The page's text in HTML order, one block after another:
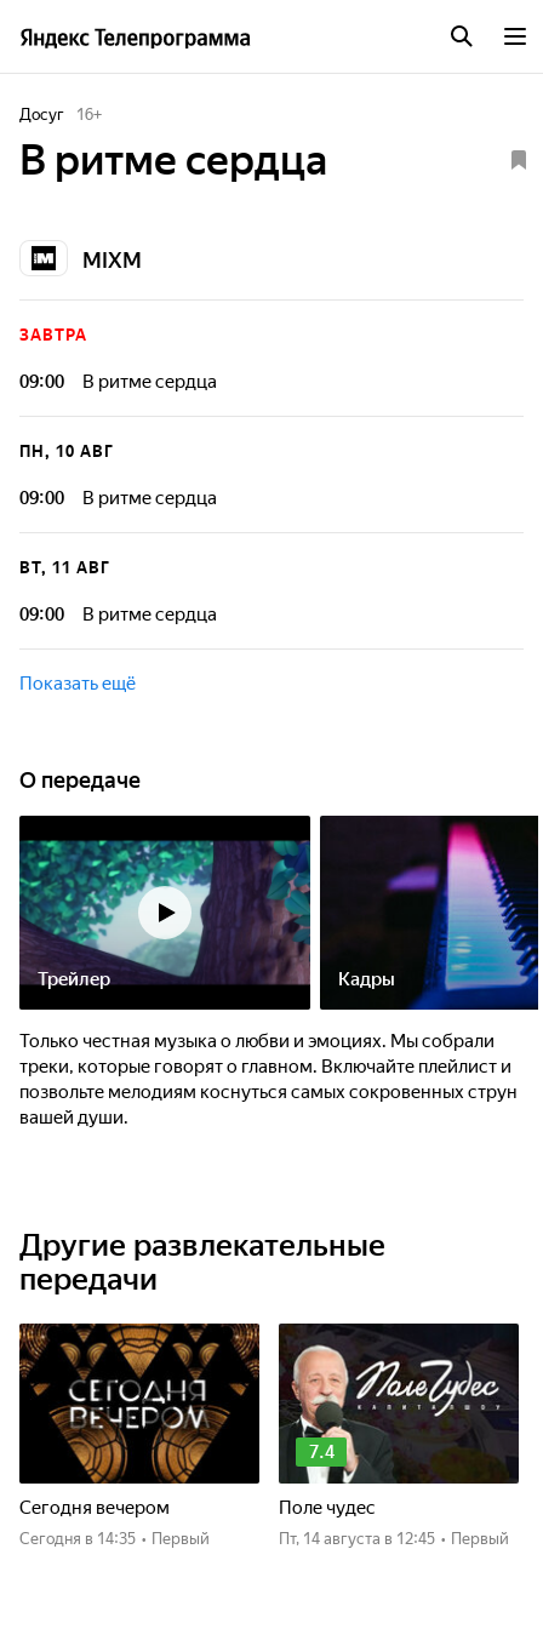
Досуг 16+
В ритме сердца
MIXM
ЗАВТРА
09:00 В ритме сердца
ПН, 10 АВГ
09:00 В ритме сердца
ВТ, 11 АВГ
09:00 В ритме сердца
Показать ещё
О передаче
Трейлер Кадры
Только честная музыка о любви и эмоциях. Мы собрали
треки, которые говорят о главном. Включайте плейлист и
позвольте мелодиям коснуться самых сокровенных струн
вашей души.
Другие развлекательные
передачи
Сегодня вечером
Сегодня в 14:35 • Первый
7.4
Поле чудес
пт, 14 августа в 12:45 • Первый